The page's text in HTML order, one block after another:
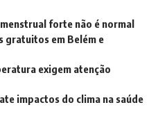
forte não é normal
gratuitos em Belém e
exigem atenção
impactos do clima na saúde